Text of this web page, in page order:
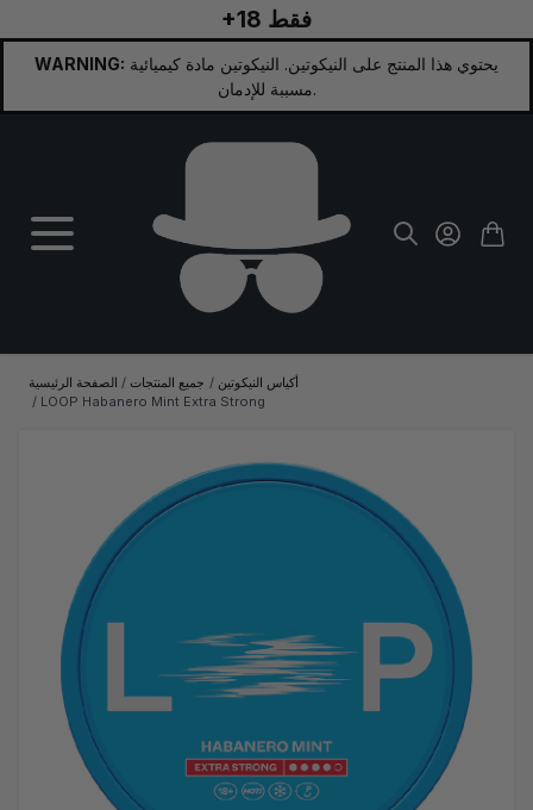
+18 فقط
WARNING:
مسببة للإدمان.
الصفحة الرئيسية / جميع المنتجات / أكياس النيكوتين
/ LOOP Habanero Mint Extra Strong
انقر لعرض الصورة بملء الشاشة